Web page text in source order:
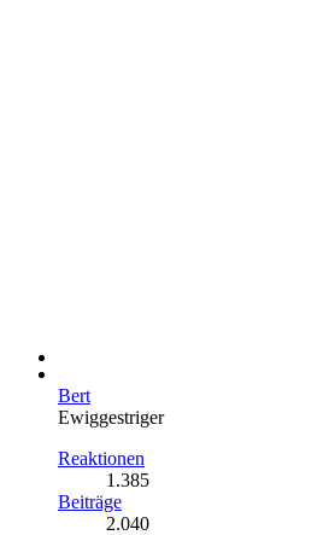
Bert
Ewiggestriger
Reaktionen
1.385
Beiträge
2.040